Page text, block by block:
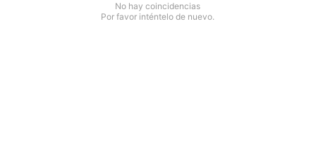
No hay coincidencias
Por favor inténtelo de nuevo.